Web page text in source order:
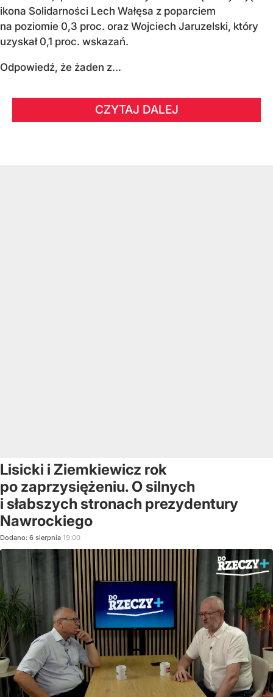
ikona Solidarności Lech Wałęsa z poparciem
na poziomie 0,3 proc. oraz Wojciech Jaruzelski, który
uzyskał 0,1 proc. wskazań.
Odpowiedź, że żaden z...
CZYTAJ DALEJ
Lisicki i Ziemkiewicz rok
po zaprzysiężeniu. O silnych
i słabszych stronach prezydentury
Nawrockiego
Dodano: 6 sierpnia 19:00